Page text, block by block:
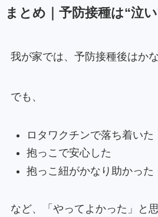
まとめ｜予防接種は“泣
我が家では、予防接種後はか
でも、
ロタワクチンで落ち着いた
抱っこで安心した
抱っこ紐がかなり助かった
など、「やってよかった」と